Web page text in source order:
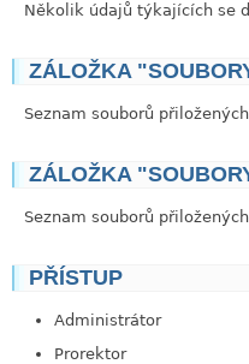
Několik údajů týkajících se
ZÁLOŽKA
Seznam souborů
ZÁLOŽKA
Seznam souborů
PŘÍSTUP
Administrátor
Prorektor